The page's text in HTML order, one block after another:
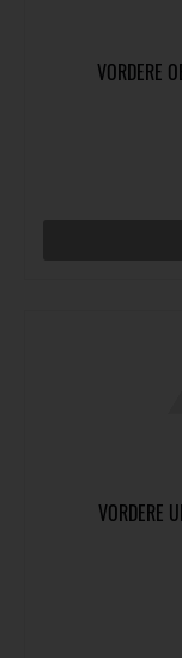
VORDERE
VORDERE